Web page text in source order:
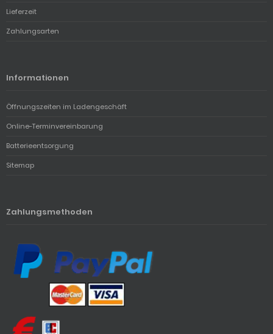
Lieferzeit
Zahlungsarten
Informationen
Öffnungszeiten im Ladengeschäft
Online-Terminvereinbarung
Batterieentsorgung
Sitemap
Zahlungsmethoden